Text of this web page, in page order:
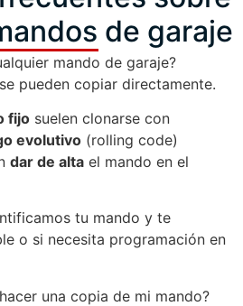
de garaje
mando de garaje?
pueden copiar directamente.
fijo suelen clonarse con
evolutivo (rolling code)
dar de alta el mando en el
tu mando y te
o si necesita programación en
una copia de mi mando?